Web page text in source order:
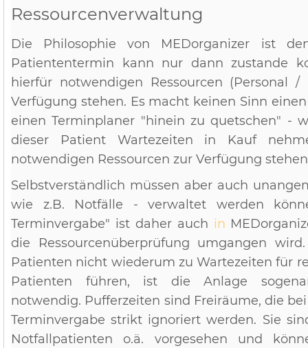
Ressourcenverwaltung
Die Philosophie von MEDorganizer ist
Patiententermin kann nur dann zustande
hierfür notwendigen Ressourcen (Personal
Verfügung stehen. Es macht keinen Sinn
einen Terminplaner "hinein zu quetschen" -
dieser Patient Wartezeiten in Kauf
notwendigen Ressourcen zur Verfügung
Selbstverständlich müssen aber auch
wie z.B. Notfälle - verwaltet werden
Terminvergabe" ist daher auch in
die Ressourcenüberprüfung umgangen
Patienten nicht wiederum zu Wartezeiten für
Patienten führen, ist die Anlage
notwendig. Pufferzeiten sind Freiräume, die
Terminvergabe strikt ignoriert werden. Sie
Notfallpatienten o.ä. vorgesehen und